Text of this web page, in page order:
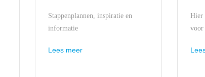
Stappenplannen, inspiratie en
informatie
Lees meer
Hier
voor